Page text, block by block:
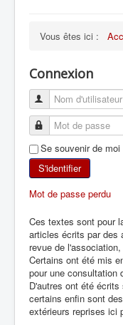
ESCALADE
ALPINISME
SKI DE
RANDONNÉE
RANDONNÉE
Vous êtes ici :
Connexion
Se souvenir de moi
S'identifier
Mot de passe perdu
Ces textes sont pour
articles écrits par des
revue de
Certains ont été mis
pour une consultation
D'autres ont été
certains enfin sont
extérieurs reprises ici